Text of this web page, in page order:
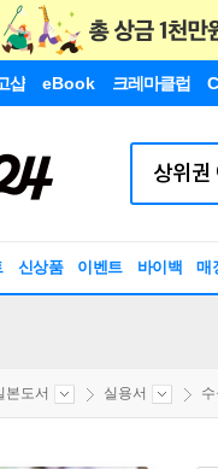
샵 eBook 크레마클럽
신상품 이벤트 바이백 매
본도서 실용서